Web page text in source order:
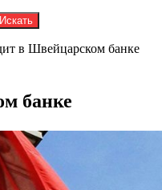
Искать
в Швейцарском банке
банке